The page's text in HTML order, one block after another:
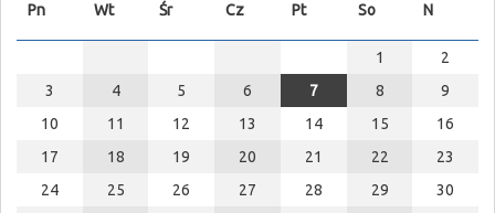
Pn Wt Śr Cz Pt So N
1
2
3
4 5 6 7 8
9
10
11 12 13 14 15
16
17
18 19 20 21 22
23
24
25 26 27 28 29
30